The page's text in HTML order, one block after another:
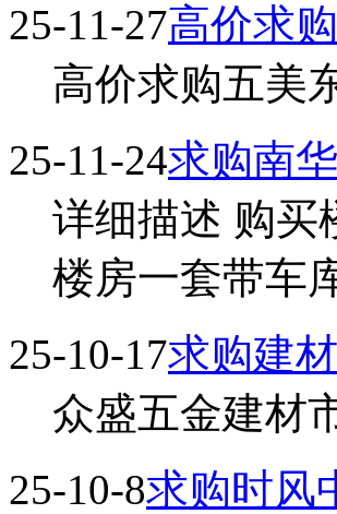
25-11-27高价求
高价求购五美
25-11-24求购南
详细描述 购买
楼房一套带车
25-10-17求购建
众盛五金建材
25-10-8求购时风